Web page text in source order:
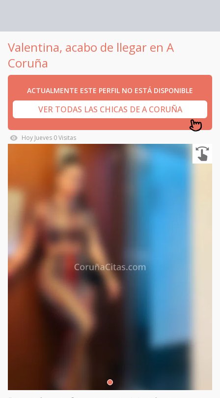
Valentina, acabo de llegar en A
Coruña
ACTUALMENTE ESTE PERFIL NO ESTÁ DISPONIBLE
VER TODAS LAS CHICAS DE A CORUÑA
Hoy Jueves 0Visitas